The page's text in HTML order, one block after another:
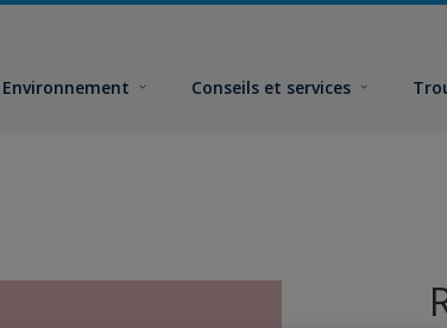
Environnement Conseils et services